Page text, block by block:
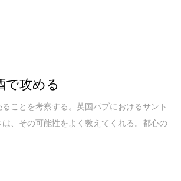
で攻める
ことを考察する。英国パブにおけるサント
、その可能性をよく教えてくれる。都心の